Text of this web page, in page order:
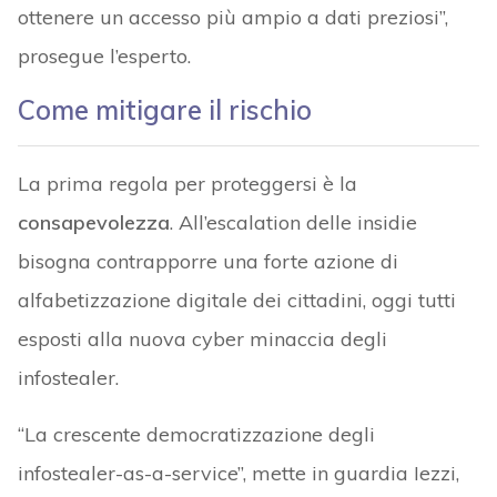
ottenere un accesso più ampio a dati preziosi”,
prosegue l’esperto.
Come mitigare il rischio
La prima regola per proteggersi è la
consapevolezza. All’escalation delle insidie
bisogna contrapporre una forte azione di
alfabetizzazione digitale dei cittadini, oggi tutti
esposti alla nuova cyber minaccia degli
infostealer.
“La crescente democratizzazione degli
infostealer-as-a-service”, mette in guardia Iezzi,